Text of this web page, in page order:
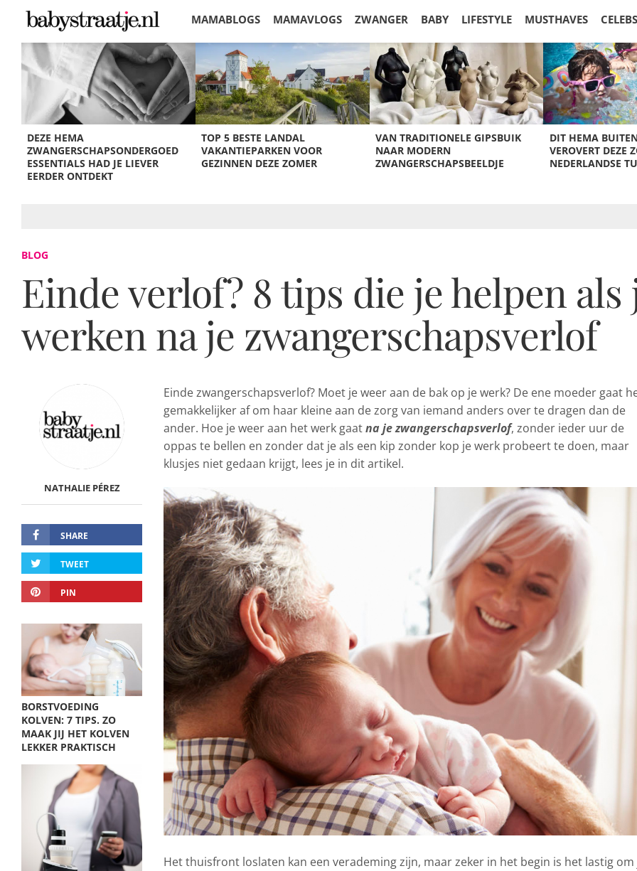
MAMABLOGS MAMAVLOGS ZWANGER BABY LIFESTYLE MUSTHAVES CELEBS
KORTINGEN
DEZE HEMA
ZWANGERSCHAPSONDERGOED
ESSENTIALS HAD JE LIEVER
EERDER ONTDEKT
TOP 5 BESTE LANDAL
VAKANTIEPARKEN VOOR
GEZINNEN DEZE ZOMER
VAN TRADITIONELE GIPSBUIK
NAAR MODERN
ZWANGERSCHAPSBEELDJE
DIT HEMA
VEROVERT DEZE
NEDERLANDSE
BLOG
Einde verlof? 8 tips die je helpen als
werken na je zwangerschapsverlof
NATHALIE PÉREZ
SHARE
TWEET
PIN
BORSTVOEDING
KOLVEN: 7 TIPS. ZO
MAAK JIJ HET KOLVEN
LEKKER PRAKTISCH
Einde zwangerschapsverlof? Moet je weer aan de bak op je werk? De ene moeder gaat
gemakkelijker af om haar kleine aan de zorg van iemand anders over te dragen dan de
ander. Hoe je weer aan het werk gaatna je zwangerschapsverlof, zonder ieder uur de
oppas te bellen en zonder dat je als een kip zonder kop je werk probeert te doen, maar
klusjes niet gedaan krijgt, lees je in dit artikel.
Het thuisfront loslaten kan een verademing zijn, maar zeker in het begin is het lastig om